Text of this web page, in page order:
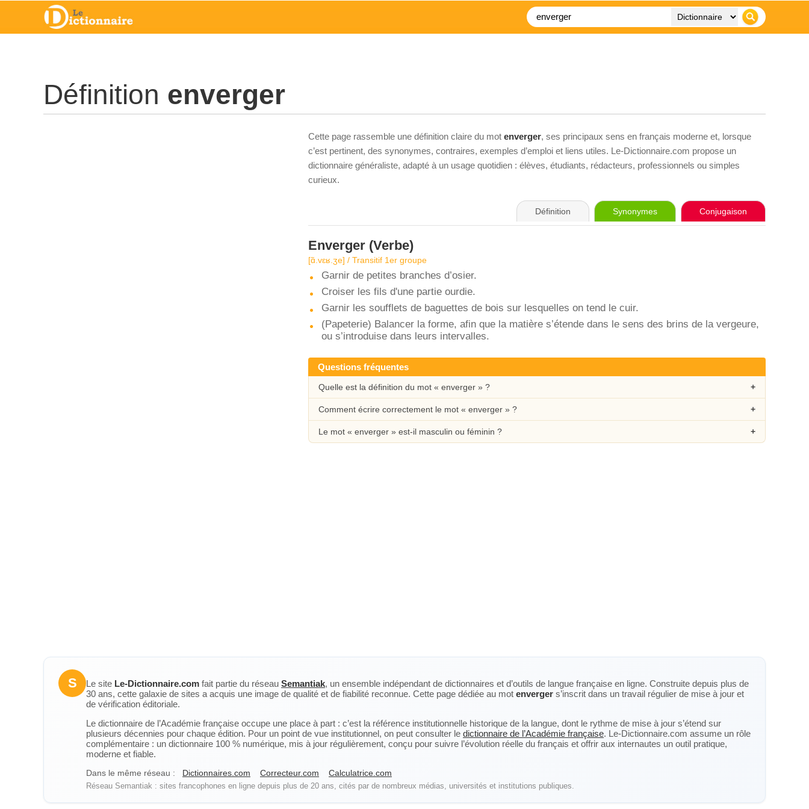
Définition enverger
Cette page rassemble une définition claire du mot enverger, ses principaux sens en français moderne et, lorsque
c’est pertinent, des synonymes, contraires, exemples d’emploi et liens utiles. Le-Dictionnaire.com propose un
dictionnaire généraliste, adapté à un usage quotidien : élèves, étudiants, rédacteurs, professionnels ou simples
curieux.
Définition Synonymes Conjugaison
Enverger (Verbe)
[ɑ̃.vɛʁ.ʒe] / Transitif 1er groupe
Garnir de petites branches d’osier.
Croiser les fils d'une partie ourdie.
Garnir les soufflets de baguettes de bois sur lesquelles on tend le cuir.
(Papeterie) Balancer la forme, afin que la matière s’étende dans le sens des brins de la vergeure,
ou s’introduise dans leurs intervalles.
Questions fréquentes
Quelle est la définition du mot « enverger » ?
Comment écrire correctement le mot « enverger » ?
Le mot « enverger » est-il masculin ou féminin ?
S Le site Le-Dictionnaire.com fait partie du réseau Semantiak, un ensemble indépendant de dictionnaires et d’outils de langue française en ligne. Construite depuis plus de
30 ans, cette galaxie de sites a acquis une image de qualité et de fiabilité reconnue. Cette page dédiée au mot enverger s’inscrit dans un travail régulier de mise à jour et
de vérification éditoriale.
Le dictionnaire de l’Académie française occupe une place à part : c’est la référence institutionnelle historique de la langue, dont le rythme de mise à jour s’étend sur
plusieurs décennies pour chaque édition. Pour un point de vue institutionnel, on peut consulter le dictionnaire de l’Académie française. Le-Dictionnaire.com assume un rôle
complémentaire : un dictionnaire 100 % numérique, mis à jour régulièrement, conçu pour suivre l’évolution réelle du français et offrir aux internautes un outil pratique,
moderne et fiable.
Dans le même réseau : Dictionnaires.com Correcteur.com Calculatrice.com
Réseau Semantiak : sites francophones en ligne depuis plus de 20 ans, cités par de nombreux médias, universités et institutions publiques.